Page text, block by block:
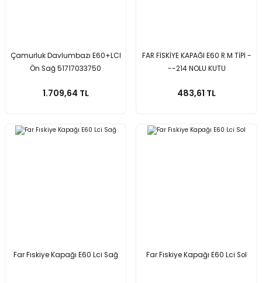
Çamurluk Davlumbazı E60+LCI
Ön Sağ 51717033750
1.709,64 TL
FAR FİSKİYE KAPAĞI E60 R M TİPİ -
--214 NOLU KUTU
483,61 TL
Far Fıskiye Kapağı E60 Lci Sağ Far Fıskiye Kapağı E60 Lci Sol